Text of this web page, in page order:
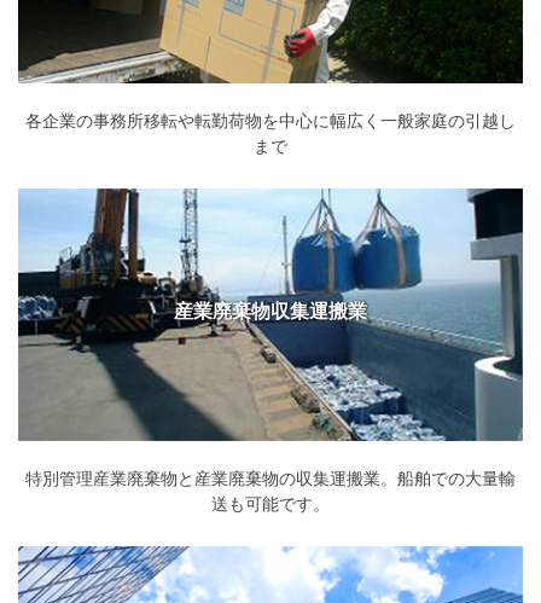
各企業の事務所移転や転勤荷物を中心に幅広く一般家庭の引越し
まで
産業廃棄物収集運搬業
特別管理産業廃棄物と産業廃棄物の収集運搬業。船舶での大量輸
送も可能です。